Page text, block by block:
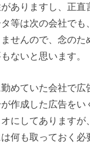
ありますし、正直
等は次の会社でも
せんので、念のた
ないと思います。
めていた会社で広
作成した広告をい
にしてありますが
何も取っておく必